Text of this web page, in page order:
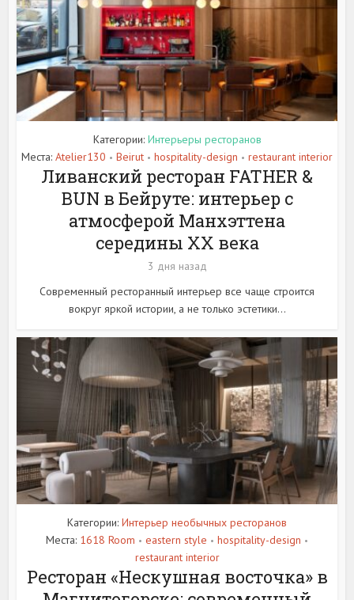
Категории: Интерьеры ресторанов
Места: Atelier130 • Beirut • hospitality-design • restaurant interior
Ливанский ресторан FATHER &
BUN в Бейруте: интерьер с
атмосферой Манхэттена
середины XX века
3 дня назад
Современный ресторанный интерьер все чаще строится
вокруг яркой истории, а не только эстетики...
Категории: Интерьер необычных ресторанов
Места: 1618 Room • eastern style • hospitality-design •
restaurant interior
Ресторан «Нескушная восточка» в